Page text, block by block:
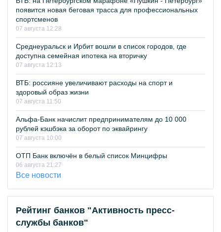
появится новая беговая трасса для профессиональных
спортсменов
07 августа 12:28
Среднеуральск и Ирбит вошли в список городов, где
доступна семейная ипотека на вторичку
07 августа 12:13
ВТБ: россияне увеличивают расходы на спорт и
здоровый образ жизни
07 августа 11:50
Альфа-Банк начислит предпринимателям до 10 000
рублей кэшбэка за оборот по эквайрингу
07 августа 10:00
ОТП Банк включён в белый список Минцифры
06 августа 21:27
Все новости
Рейтинг банков "Активность пресс-
службы банков"